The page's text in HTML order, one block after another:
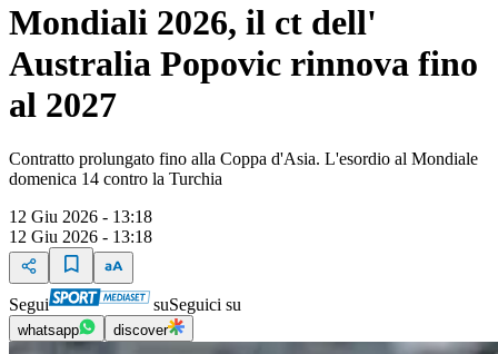
Mondiali 2026, il ct dell'
Australia Popovic rinnova fino
al 2027
Contratto prolungato fino alla Coppa d'Asia. L'esordio al Mondiale
domenica 14 contro la Turchia
12 Giu 2026 - 13:18
12 Giu 2026 - 13:18
Segui suSeguici su
whatsapp discover